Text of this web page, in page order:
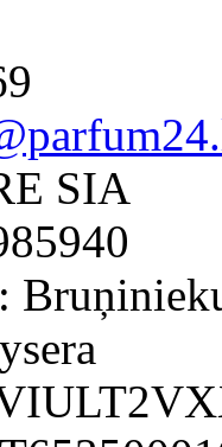
SIA